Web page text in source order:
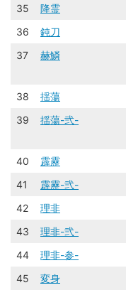
35
降霊
36
鈍刀
37
赫鱗
38
揺蕩
39
揺蕩-弐-
40
霹靂
41
霹靂-弐-
42
理非
43
理非-弐-
44
理非-参-
45
変身